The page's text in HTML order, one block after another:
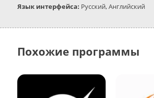
Язык интерфейса: Русский, Английский
Похожие программы